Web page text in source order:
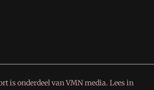
is onderdeel van VMN media. Lees in